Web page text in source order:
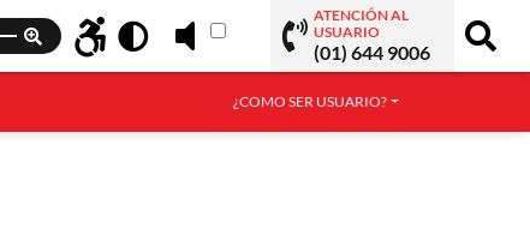
ATENCIÓN AL
USUARIO
(01) 644 9006
¿COMO SER USUARIO?